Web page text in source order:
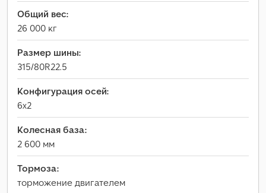
Общий вес:
26 000 кг
Размер шины:
315/80R22.5
Конфигурация осей:
6x2
Колесная база:
2 600 мм
Тормоза:
торможение двигателем